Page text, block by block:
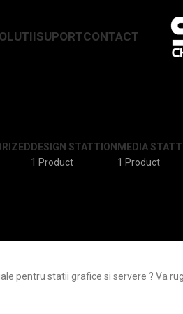
SUPORTCONTACT
DESIGN STATTION
1 Product
MEDIA
1 Product
pentru statii grafice si servere ? Va